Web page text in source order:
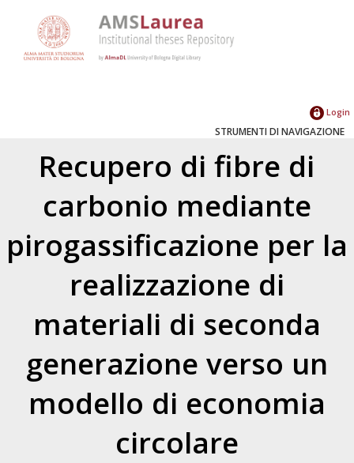
Login
STRUMENTI DI NAVIGAZIONE
Recupero di fibre di
carbonio mediante
pirogassificazione per la
realizzazione di
materiali di seconda
generazione verso un
modello di economia
circolare